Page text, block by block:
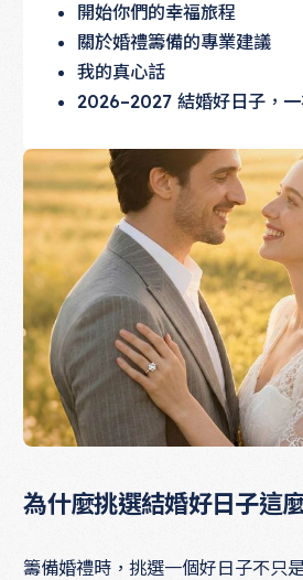
開始你們的幸福旅程
關於婚禮籌備的專業建議
我的真心話
2026–2027 結婚好日子，
為什麼挑選結婚好日子這
籌備婚禮時，挑選一個好日子不只